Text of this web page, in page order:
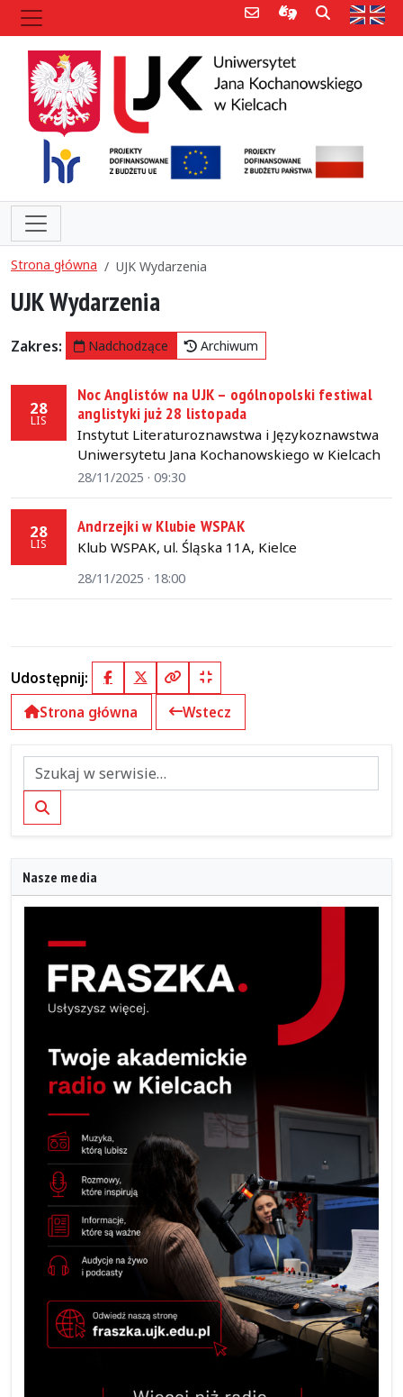
Poczta e-mailInformacje dla
Szukaj
Strona główna UJK Wydarzenia
UJK Wydarzenia
Zakres: Nadchodzące Archiwum
28
LIS
Noc Anglistów na UJK – ogólnopolski festiwal
anglistyki już 28 listopada
Instytut Literaturoznawstwa i Językoznawstwa
Uniwersytetu Jana Kochanowskiego w Kielcach
28/11/2025 · 09:30
28
LIS
Andrzejki w Klubie WSPAK
Klub WSPAK, ul. Śląska 11A, Kielce
28/11/2025 · 18:00
Udostępnij: FacebookX (Twitter)
Kopiuj pełny link
Kopiuj krótki link
Strona główna
Wstecz
Szukaj
Nasze media